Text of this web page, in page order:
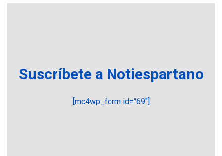
Suscríbete a Notiespartano
[mc4wp_form id="69"]
Escuelas Abiertas 2026
5
de Comercio para reforma
de Ley de Puerto Libre
POLÍTICA
TITULARES
ÚLTIMA HORA